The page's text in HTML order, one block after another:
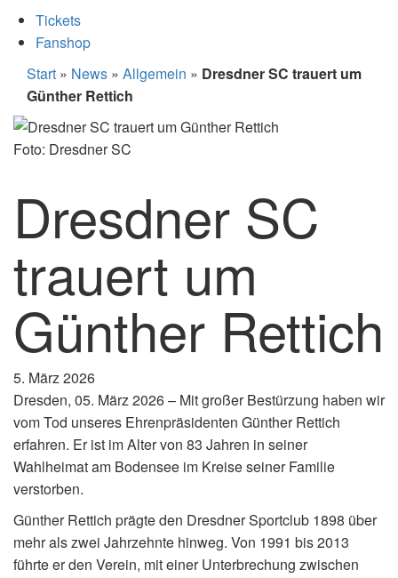
Tickets
Fanshop
Start » News » Allgemein » Dresdner SC trauert um
Günther Rettich
Foto: Dresdner SC
Dresdner SC
trauert um
Günther Rettich
5. März 2026
Dresden, 05. März 2026 – Mit großer Bestürzung haben wir
vom Tod unseres Ehrenpräsidenten Günther Rettich
erfahren. Er ist im Alter von 83 Jahren in seiner
Wahlheimat am Bodensee im Kreise seiner Familie
verstorben.
Günther Rettich prägte den Dresdner Sportclub 1898 über
mehr als zwei Jahrzehnte hinweg. Von 1991 bis 2013
führte er den Verein, mit einer Unterbrechung zwischen